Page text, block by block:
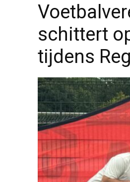
schittert
tijdens